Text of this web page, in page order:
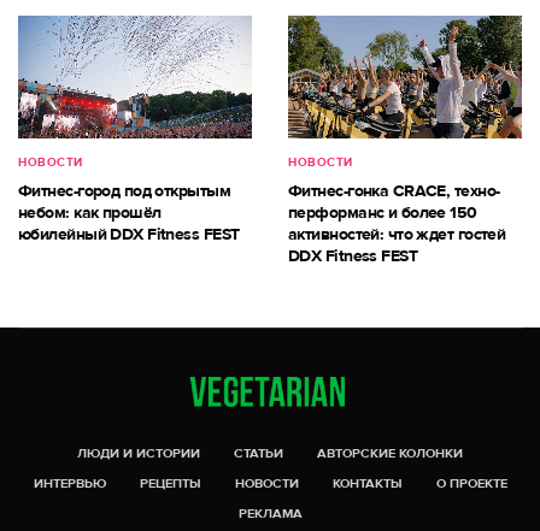
НОВОСТИ
Фитнес-город под открытым
небом: как прошёл
юбилейный DDX Fitness FEST
НОВОСТИ
Фитнес-гонка CRACE, техно-
перформанс и более 150
активностей: что ждет гостей
DDX Fitness FEST
ЛЮДИ И ИСТОРИИ СТАТЬИ
АВТОРСКИЕ КОЛОНКИ
ИНТЕРВЬЮ
РЕЦЕПТЫ НОВОСТИ КОНТАКТЫ
О ПРОЕКТЕ
РЕКЛАМА